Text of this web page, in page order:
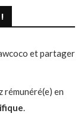
et partager
rémunéré(e) en